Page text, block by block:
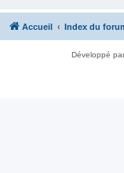
Accueil Index du
Développé